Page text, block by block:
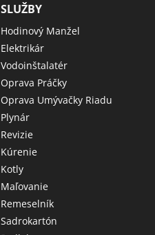
SLUŽBY
Hodinový Manžel
Elektrikár
Vodoinštalatér
Oprava Práčky
Oprava Umývačky Riadu
Plynár
Revizie
Kúrenie
Kotly
Maľovanie
Remeselník
Sadrokartón